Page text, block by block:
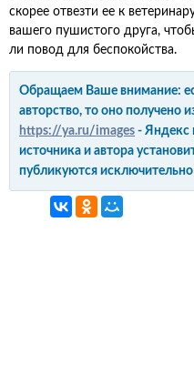
скорее отвезти ее к
вашего пушистого друга,
ли повод для беспокойства.
Обращаем Ваше внимание:
авторство, то оно получено
https://ya.ru/images - Яндекс
источника и автора
публикуются